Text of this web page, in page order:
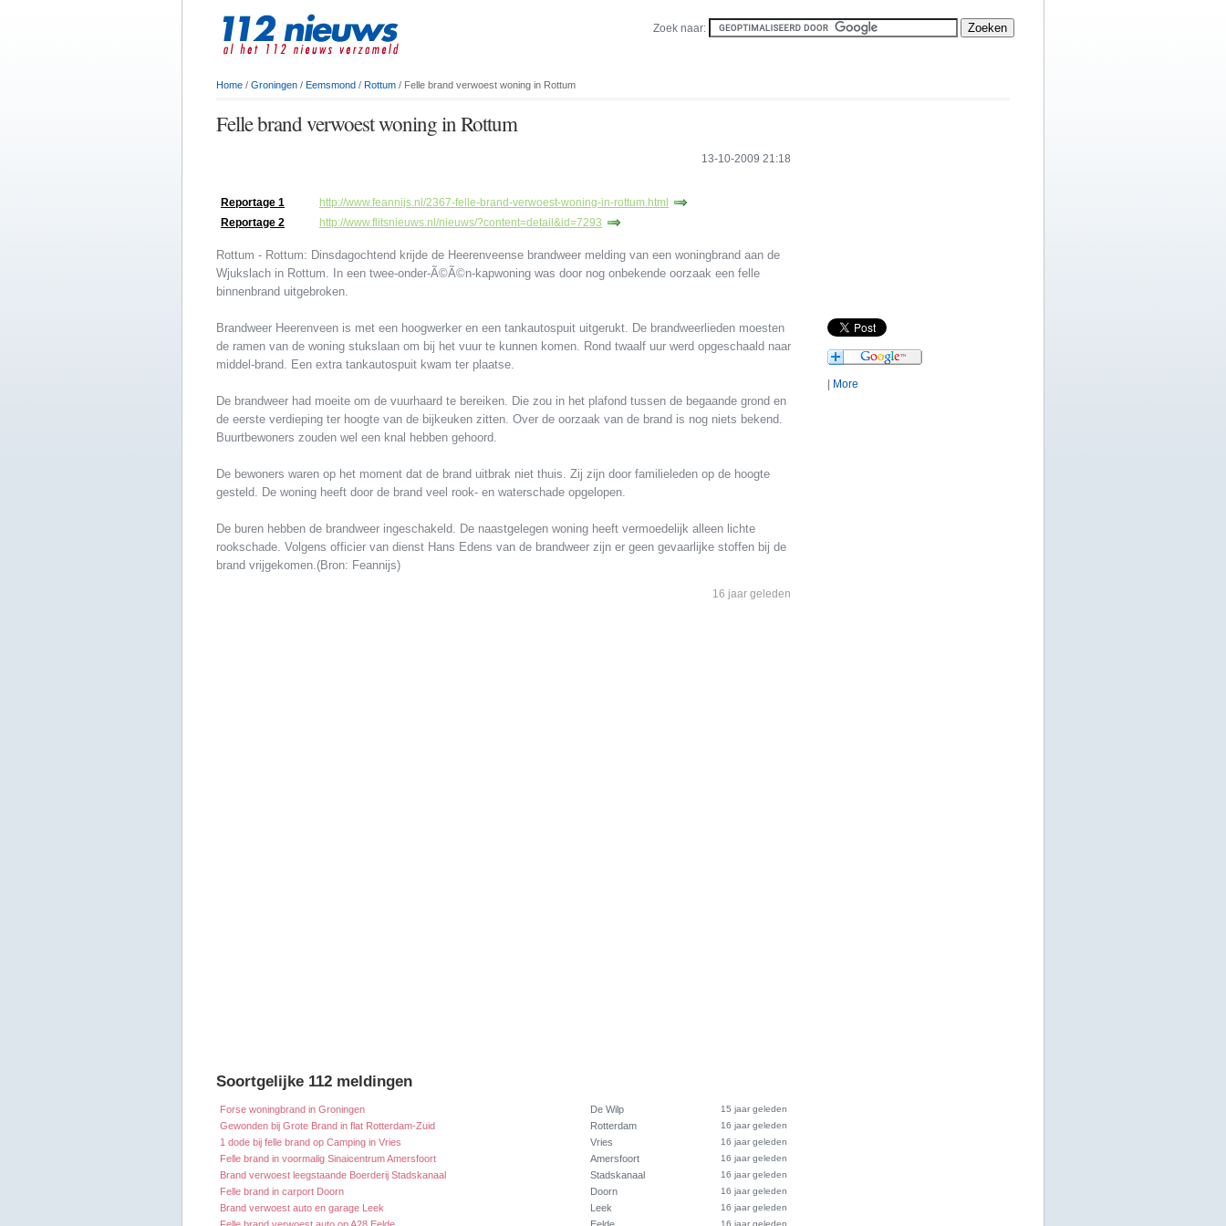
Zoek naar:
Home / Groningen / Eemsmond / Rottum / Felle brand verwoest woning in Rottum
Felle brand verwoest woning in Rottum
13-10-2009 21:18
Reportage 1
http://www.feannijs.nl/2367-felle-brand-verwoest-woning-in-rottum.html
Reportage 2
http://www.flitsnieuws.nl/nieuws/?content=detail&id=7293
Rottum - Rottum: Dinsdagochtend krijde de Heerenveense brandweer melding van een woningbrand aan de
Wjukslach in Rottum. In een twee-onder-Ã©Ã©n-kapwoning was door nog onbekende oorzaak een felle
binnenbrand uitgebroken.
Brandweer Heerenveen is met een hoogwerker en een tankautospuit uitgerukt. De brandweerlieden moesten
de ramen van de woning stukslaan om bij het vuur te kunnen komen. Rond twaalf uur werd opgeschaald naar
middel-brand. Een extra tankautospuit kwam ter plaatse.
De brandweer had moeite om de vuurhaard te bereiken. Die zou in het plafond tussen de begaande grond en
de eerste verdieping ter hoogte van de bijkeuken zitten. Over de oorzaak van de brand is nog niets bekend.
Buurtbewoners zouden wel een knal hebben gehoord.
De bewoners waren op het moment dat de brand uitbrak niet thuis. Zij zijn door familieleden op de hoogte
gesteld. De woning heeft door de brand veel rook- en waterschade opgelopen.
De buren hebben de brandweer ingeschakeld. De naastgelegen woning heeft vermoedelijk alleen lichte
rookschade. Volgens officier van dienst Hans Edens van de brandweer zijn er geen gevaarlijke stoffen bij de
brand vrijgekomen.(Bron: Feannijs)
16 jaar geleden
Soortgelijke 112 meldingen
Forse woningbrand in Groningen De Wilp 15 jaar geleden
Gewonden bij Grote Brand in flat Rotterdam-Zuid Rotterdam 16 jaar geleden
1 dode bij felle brand op Camping in Vries Vries 16 jaar geleden
Felle brand in voormalig Sinaicentrum Amersfoort Amersfoort 16 jaar geleden
Brand verwoest leegstaande Boerderij Stadskanaal Stadskanaal 16 jaar geleden
Felle brand in carport Doorn Doorn 16 jaar geleden
Brand verwoest auto en garage Leek Leek 16 jaar geleden
More